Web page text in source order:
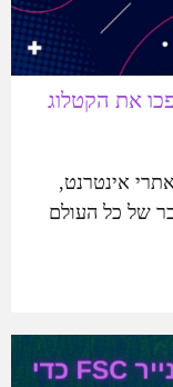
את הקטלוג
אינטרנט,
של כל העולם